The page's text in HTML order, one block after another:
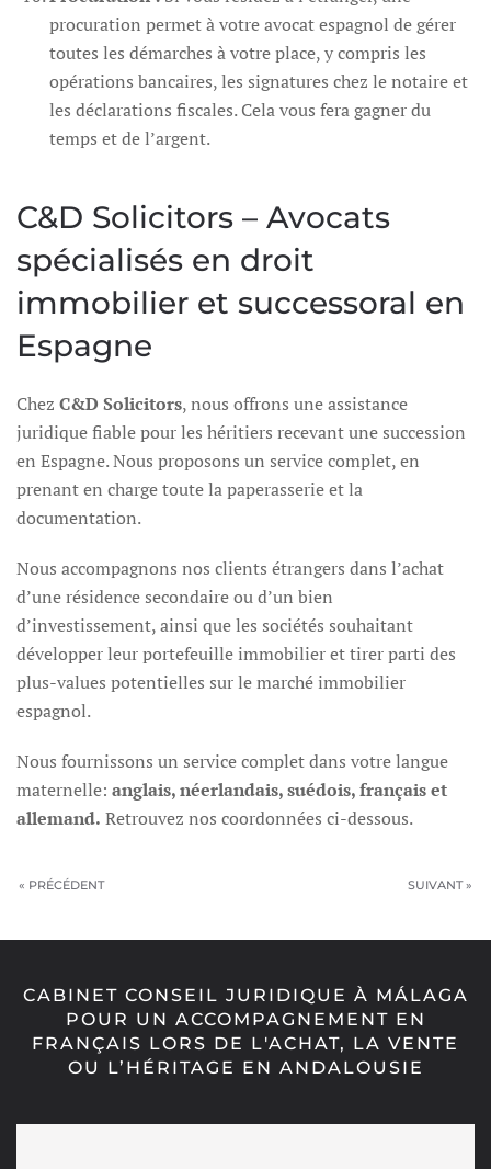
procuration permet à votre avocat espagnol de gérer
toutes les démarches à votre place, y compris les
opérations bancaires, les signatures chez le notaire et
les déclarations fiscales. Cela vous fera gagner du
temps et de l’argent.
C&D Solicitors – Avocats
spécialisés en droit
immobilier et successoral en
Espagne
Chez C&D Solicitors, nous offrons une assistance
juridique fiable pour les héritiers recevant une succession
en Espagne. Nous proposons un service complet, en
prenant en charge toute la paperasserie et la
documentation.
Nous accompagnons nos clients étrangers dans l’achat
d’une résidence secondaire ou d’un bien
d’investissement, ainsi que les sociétés souhaitant
développer leur portefeuille immobilier et tirer parti des
plus-values potentielles sur le marché immobilier
espagnol.
Nous fournissons un service complet dans votre langue
maternelle: anglais, néerlandais, suédois, français et
allemand. Retrouvez nos coordonnées ci-dessous.
« PRÉCÉDENT SUIVANT »
CABINET CONSEIL JURIDIQUE À MÁLAGA
POUR UN ACCOMPAGNEMENT EN
FRANÇAIS LORS DE L'ACHAT, LA VENTE
OU L’HÉRITAGE EN ANDALOUSIE